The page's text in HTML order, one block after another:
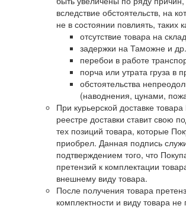
вследствие обстоятельств, на
не в состоянии повлиять, таких
отсутствие товара на
задержки на Таможне и
перебои в работе
порча или утрата груза в
обстоятельства
(наводнения, цунами,
При курьерской доставке
реестре доставки ставит свою
тех позиций товара, которые
приобрел. Данная подпись
подтверждением того, что
претензий к комплектации
внешнему виду товара.
После получения товара
комплектности и виду товара